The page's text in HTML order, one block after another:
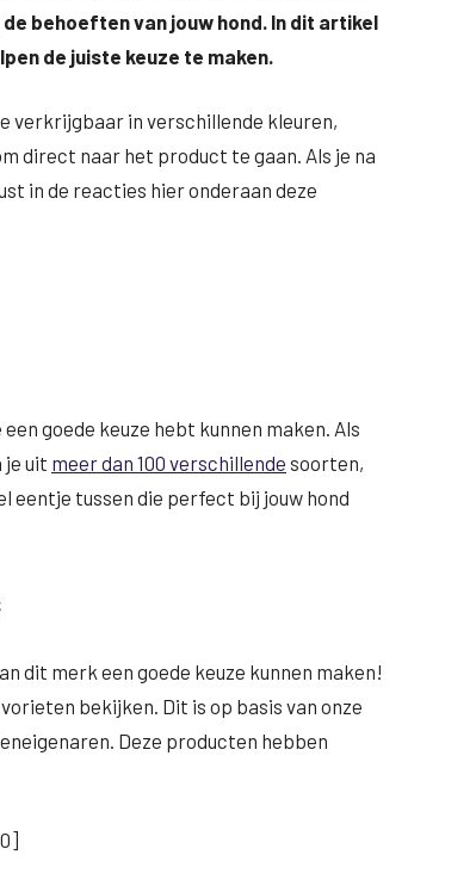
behoeften van jouw hond. In dit artikel
de juiste keuze te maken.
verkrijgbaar in verschillende kleuren,
direct naar het product te gaan. Als je na
in de reacties hier onderaan deze
goede keuze hebt kunnen maken. Als
je uit meer dan 100 verschillende soorten,
eentje tussen die perfect bij jouw hond
dit merk een goede keuze kunnen maken!
bekijken. Dit is op basis van onze
Deze producten hebben